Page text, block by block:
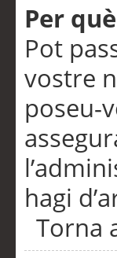
Per
Pot
vostre
poseu-
hagi
Torna